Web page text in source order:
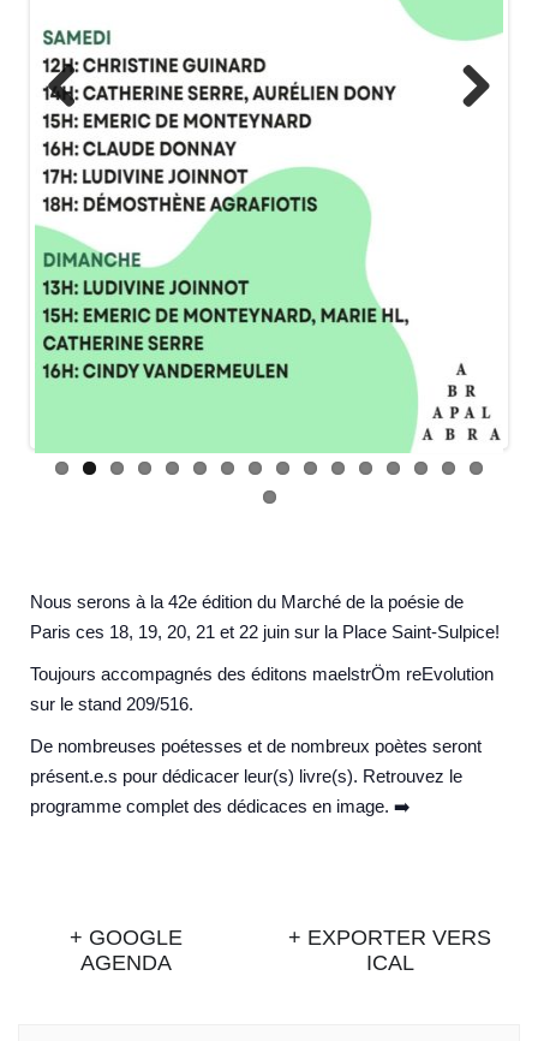
Nous serons à la 42e édition du Marché de la poésie de
Paris ces 18, 19, 20, 21 et 22 juin sur la Place Saint-Sulpice!
Toujours accompagnés des éditons maelstrÖm reEvolution
sur le stand 209/516.
De nombreuses poétesses et de nombreux poètes seront
présent.e.s pour dédicacer leur(s) livre(s). Retrouvez le
programme complet des dédicaces en image. ➡️
Previous
+ GOOGLE
AGENDA
+ EXPORTER VERS
ICAL